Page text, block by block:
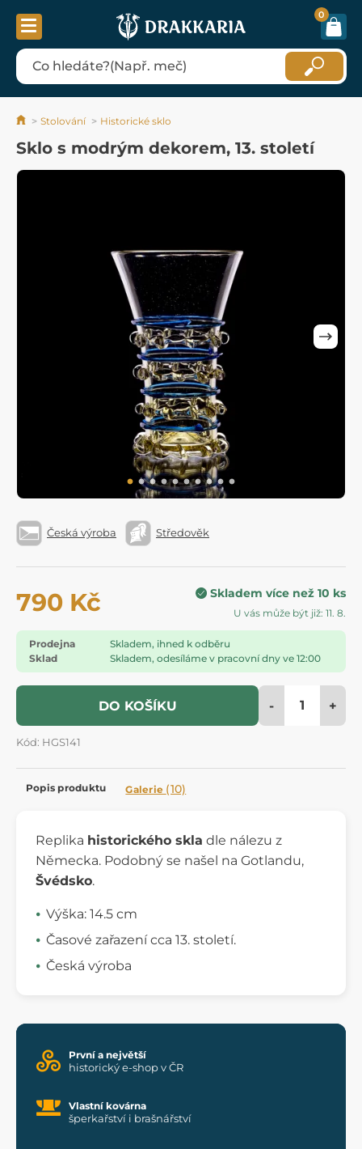
0
Stolování Historické sklo
Sklo s modrým dekorem, 13. století
Česká výroba Středověk
790 Kč Skladem více než 10 ks
U vás může být již: 11. 8.
Prodejna
Skladem, ihned k odběru
Sklad
Skladem, odesíláme v pracovní dny ve 12:00
DO KOŠÍKU - +
Kód: HGS141
Popis produktu Galerie (10)
Replika historického skla dle nálezu z
Německa. Podobný se našel na Gotlandu,
Švédsko.
Výška: 14.5 cm
Časové zařazení cca 13. století.
Česká výroba
První a největší
historický e-shop v ČR
Vlastní kovárna
šperkařství i brašnářství